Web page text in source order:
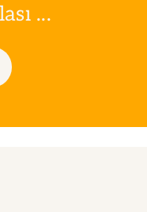
...